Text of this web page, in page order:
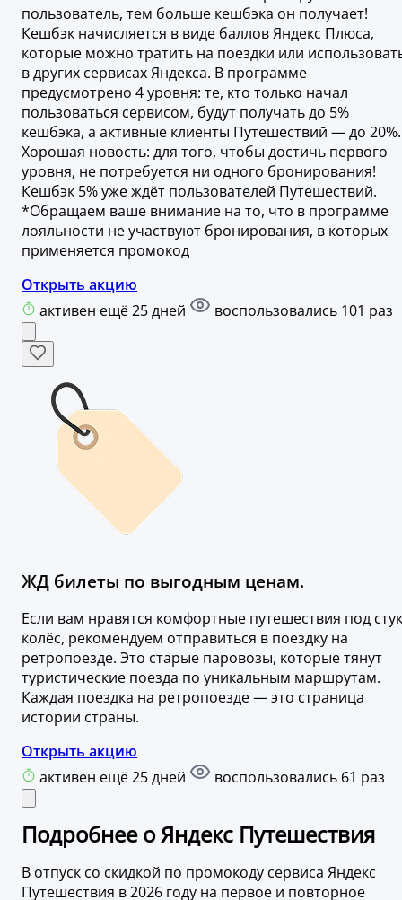
пользователь, тем больше кешбэка он получает!
Кешбэк начисляется в виде баллов Яндекс Плюса,
которые можно тратить на поездки или
в других сервисах Яндекса. В программе
предусмотрено 4 уровня: те, кто только начал
пользоваться сервисом, будут получать до 5%
кешбэка, а активные клиенты Путешествий — до 20%.
Хорошая новость: для того, чтобы достичь первого
уровня, не потребуется ни одного бронирования!
Кешбэк 5% уже ждёт пользователей Путешествий.
*Обращаем ваше внимание на то, что в программе
лояльности не участвуют бронирования, в которых
применяется промокод
Открыть акцию
активен ещё 25 дней
воспользовались 101 раз
ЖД билеты по выгодным ценам.
Если вам нравятся комфортные путешествия под стук
колёс, рекомендуем отправиться в поездку на
ретропоезде. Это старые паровозы, которые тянут
туристические поезда по уникальным маршрутам.
Каждая поездка на ретропоезде — это страница
истории страны.
Открыть акцию
активен ещё 25 дней
воспользовались 61 раз
Подробнее о Яндекс Путешествия
В отпуск со скидкой по промокоду сервиса Яндекс
Путешествия в 2026 году на первое и повторное